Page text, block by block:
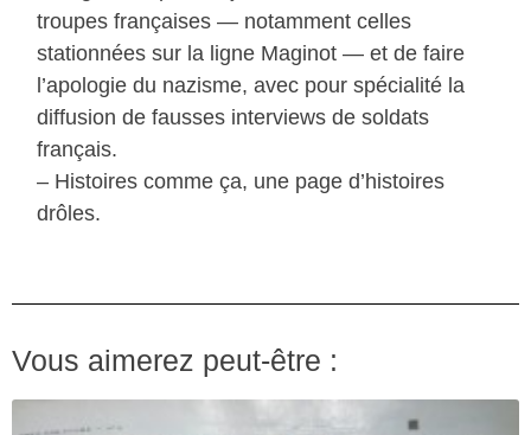
troupes françaises — notamment celles
stationnées sur la ligne Maginot — et de faire
l’apologie du nazisme, avec pour spécialité la
diffusion de fausses interviews de soldats
français.
– Histoires comme ça, une page d’histoires
drôles.
Vous aimerez peut-être :